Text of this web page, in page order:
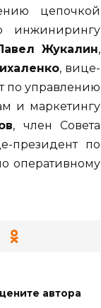
цепочкой
инжинирингу
Жукалин,
, вице-
по управлению
и маркетингу
, член Совета
президент по
оперативному
автора